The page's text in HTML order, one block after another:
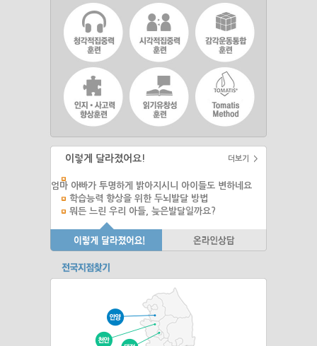
이렇게 달라졌어요! 더보기 >
엄마 아빠가 투명하게 밝아지시니 아이들도 변하네요
학습능력 향상을 위한 두뇌발달 방법
뭐든 느린 우리 아들, 늦은발달일까요?